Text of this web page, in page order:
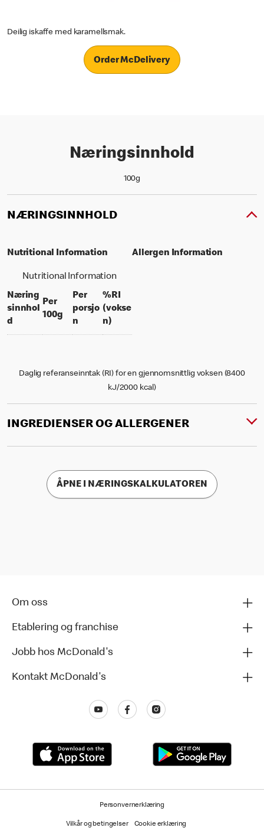
Deilig iskaffe med karamellsmak.
Order McDelivery
Næringsinnhold
100g
NÆRINGSINNHOLD
Nutritional Information
Nutritional Information
Næring
sinnhol
d
Per
100gper 100 grams
Per
porsjo
nper portion
%RI
(vokse
n)% daily value for an adult
Allergen Information
Daglig referanseinntak (RI) for en gjennomsnittlig voksen (8400
kJ/2000 kcal)
INGREDIENSER OG ALLERGENER
ÅPNE I NÆRINGSKALKULATOREN
Om oss
Etablering og franchise
Jobb hos McDonald's
Kontakt McDonald's
Personvernerklæring
Vilkår og betingelser Cookie erklæring